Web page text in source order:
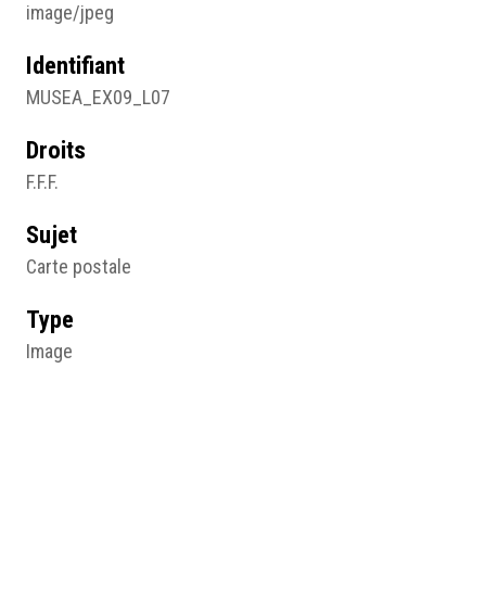
image/jpeg
Identifiant
MUSEA_EX09_L07
Droits
F.F.F.
Sujet
Carte postale
Type
Image